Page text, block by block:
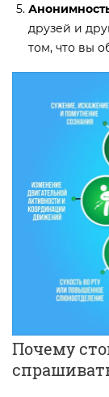
друзей и
том, что вы
Почему